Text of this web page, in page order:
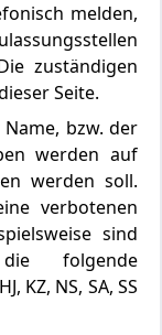
melden,
zuständigen
Seite.
bzw. der
werden auf
werden soll.
verbotenen
sind
folgende
KZ, NS, SA, SS